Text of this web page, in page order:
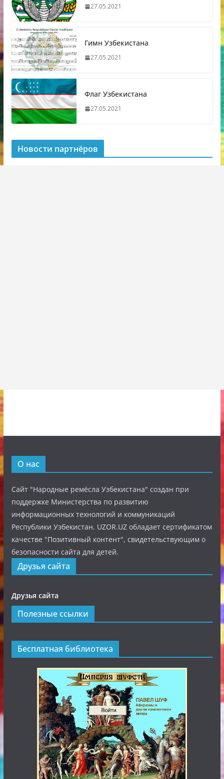
27.05.2021
Гимн Узбекистана
27.05.2021
Флаг Узбекистана
27.05.2021
Новости партнёров
О нас
Сайт "Народные ремёсла Узбекистана" создан при
поддержке Министерства по развитию
информационных технологий и коммуникаций
Республики Узбекистан. UZOR.UZ обладает сертификатом
качестве "Позитивный контент", свидетельствующим о
безопасности сайта для детей.
Друзья сайта
Друзья сайта
Полезные ссылки
Бесплатная библиотека